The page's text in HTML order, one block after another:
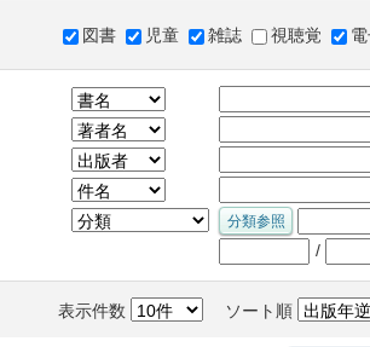
図書 児童 雑誌 視聴覚
/
表示件数 ソート順